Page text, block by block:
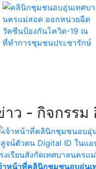
าว - กิจกรรม
าหน้าที่คลินิกชุมชนอบอุ่น